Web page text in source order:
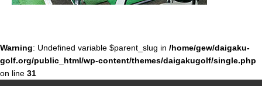
Warning: Undefined variable $parent_slug in /home/gew/daigaku-
golf.org/public_html/wp-content/themes/daigakugolf/single.php
on line 31